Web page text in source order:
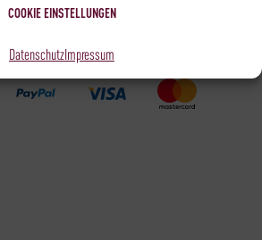
COOKIE EINSTELLUNGEN
DatenschutzImpressum